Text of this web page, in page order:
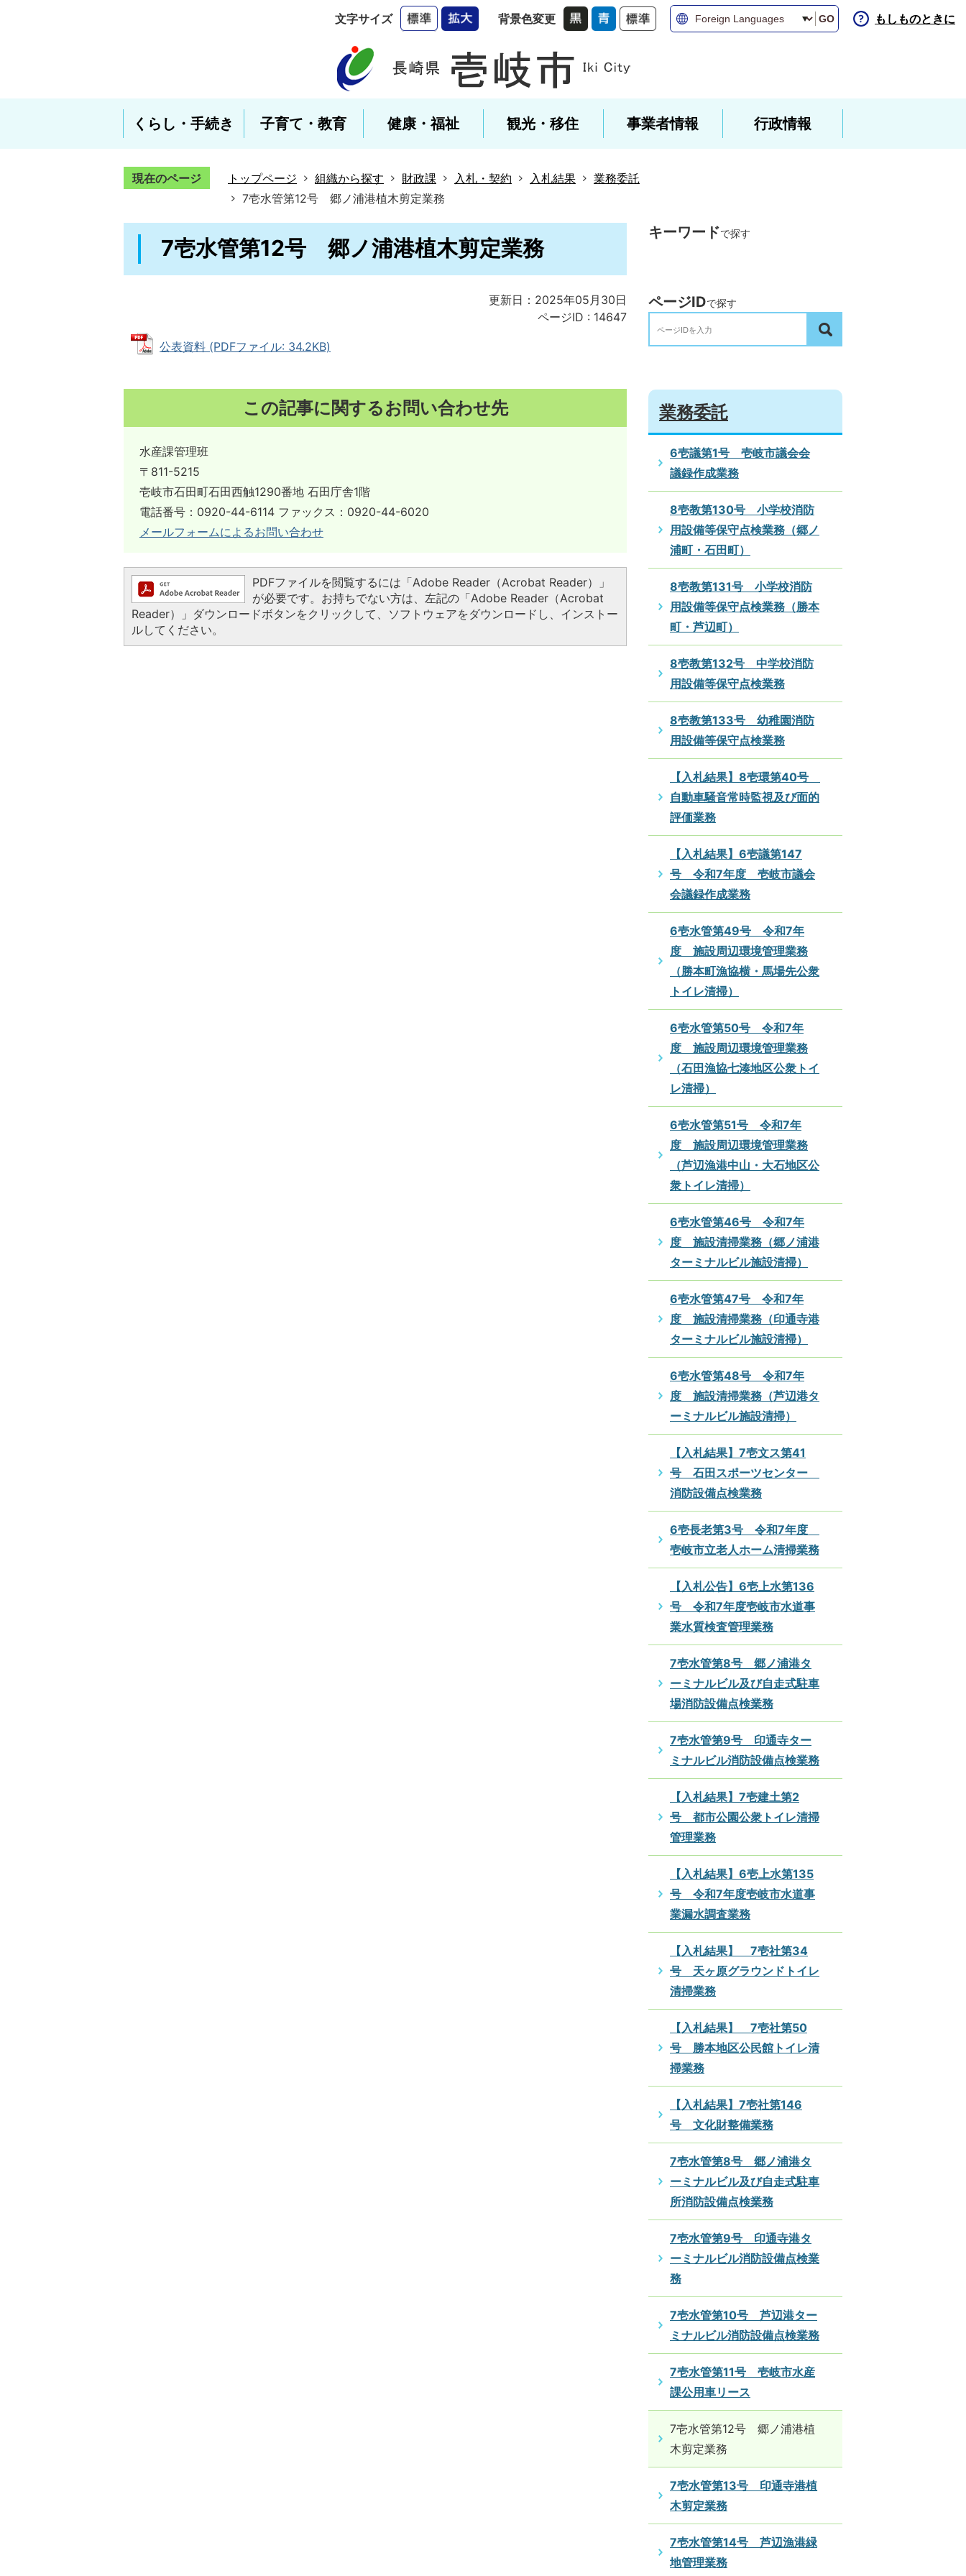
文字サイズ 背景色変更 GO もしものときに
くらし・手続き 子育て・教育 健康・福祉 観光・移住 事業者情報 行政情報
現在のページ トップページ 組織から探す 財政課 入札・契約 入札結果
業務委託
7壱水管第12号 郷ノ浦港植木剪定業務
7壱水管第12号 郷ノ浦港植木剪定業務
更新日：2025年05月30日
ページID : 14647
公表資料 (PDFファイル: 34.2KB)
この記事に関するお問い合わせ先
水産課管理班
〒811-5215
壱岐市石田町石田西触1290番地 石田庁舎1階
電話番号：0920-44-6114 ファックス：0920-44-6020
メールフォームによるお問い合わせ
PDFファイルを閲覧するには「Adobe Reader（Acrobat Reader）」
が必要です。お持ちでない方は、左記の「Adobe Reader（Acrobat
Reader）」ダウンロードボタンをクリックして、ソフトウェアをダウンロードし、インストー
ルしてください。
キーワードで探す
ページIDで探す
業務委託
6壱議第1号 壱岐市議会会
議録作成業務
8壱教第130号 小学校消防
用設備等保守点検業務（郷ノ
浦町・石田町）
8壱教第131号 小学校消防
用設備等保守点検業務（勝本
町・芦辺町）
8壱教第132号 中学校消防
用設備等保守点検業務
8壱教第133号 幼稚園消防
用設備等保守点検業務
【入札結果】8壱環第40号
自動車騒音常時監視及び面的
評価業務
【入札結果】6壱議第147
号 令和7年度 壱岐市議会
会議録作成業務
6壱水管第49号 令和7年
度 施設周辺環境管理業務
（勝本町漁協横・馬場先公衆
トイレ清掃）
6壱水管第50号 令和7年
度 施設周辺環境管理業務
（石田漁協七湊地区公衆トイ
レ清掃）
6壱水管第51号 令和7年
度 施設周辺環境管理業務
（芦辺漁港中山・大石地区公
衆トイレ清掃）
6壱水管第46号 令和7年
度 施設清掃業務（郷ノ浦港
ターミナルビル施設清掃）
6壱水管第47号 令和7年
度 施設清掃業務（印通寺港
ターミナルビル施設清掃）
6壱水管第48号 令和7年
度 施設清掃業務（芦辺港タ
ーミナルビル施設清掃）
【入札結果】7壱文ス第41
号 石田スポーツセンター
消防設備点検業務
6壱長老第3号 令和7年度
壱岐市立老人ホーム清掃業務
【入札公告】6壱上水第136
号 令和7年度壱岐市水道事
業水質検査管理業務
7壱水管第8号 郷ノ浦港タ
ーミナルビル及び自走式駐車
場消防設備点検業務
7壱水管第9号 印通寺ター
ミナルビル消防設備点検業務
【入札結果】7壱建土第2
号 都市公園公衆トイレ清掃
管理業務
【入札結果】6壱上水第135
号 令和7年度壱岐市水道事
業漏水調査業務
【入札結果】 7壱社第34
号 天ヶ原グラウンドトイレ
清掃業務
【入札結果】 7壱社第50
号 勝本地区公民館トイレ清
掃業務
【入札結果】7壱社第146
号 文化財整備業務
7壱水管第8号 郷ノ浦港タ
ーミナルビル及び自走式駐車
所消防設備点検業務
7壱水管第9号 印通寺港タ
ーミナルビル消防設備点検業
務
7壱水管第10号 芦辺港ター
ミナルビル消防設備点検業務
7壱水管第11号 壱岐市水産
課公用車リース
7壱水管第12号 郷ノ浦港植
木剪定業務
7壱水管第13号 印通寺港植
木剪定業務
7壱水管第14号 芦辺漁港緑
地管理業務